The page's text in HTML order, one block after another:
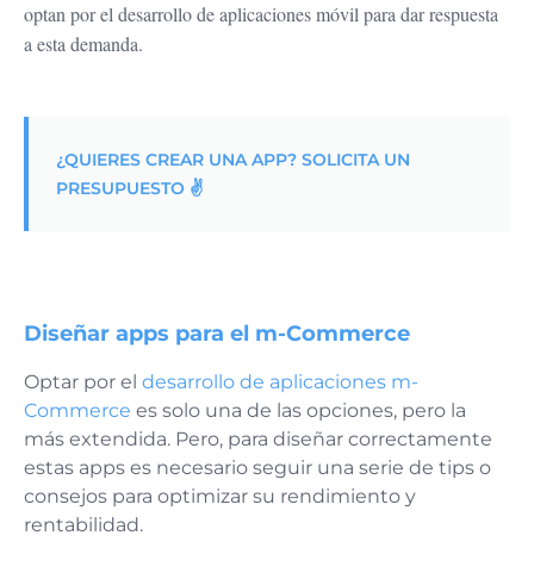
optan por el desarrollo de aplicaciones móvil para dar respuesta
a esta demanda.
¿QUIERES CREAR UNA APP? SOLICITA UN
PRESUPUESTO ✌️
Diseñar apps para el m-Commerce
Optar por el desarrollo de aplicaciones m-
Commerce es solo una de las opciones, pero la
más extendida. Pero, para diseñar correctamente
estas apps es necesario seguir una serie de tips o
consejos para optimizar su rendimiento y
rentabilidad.